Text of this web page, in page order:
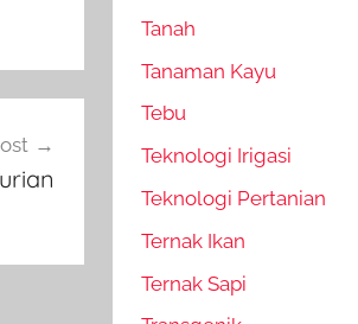
Tanah
Tanaman Kayu
Tebu
Teknologi Irigasi
Teknologi Pertanian
Ternak Ikan
Ternak Sapi